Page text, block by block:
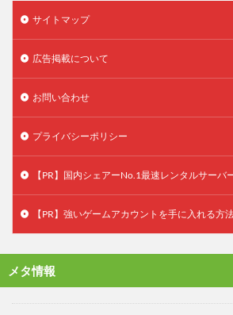
サイトマップ
広告掲載について
お問い合わせ
プライバシーポリシー
【PR】国内シェアーNo.1最速レンタルサーバ
【PR】強いゲームアカウントを手に入れる方
メタ情報